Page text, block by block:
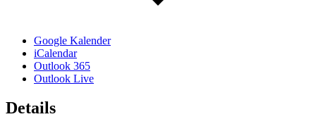
Google Kalender
iCalendar
Outlook 365
Outlook Live
Details